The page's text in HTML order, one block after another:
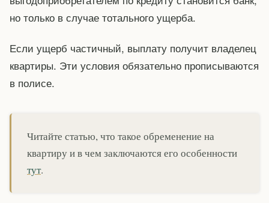
но только в случае тотального ущерба.
Если ущерб частичный, выплату получит владелец
квартиры. Эти условия обязательно прописываются
в полисе.
Читайте статью, что такое обременение на
квартиру и в чем заключаются его особенности
тут.